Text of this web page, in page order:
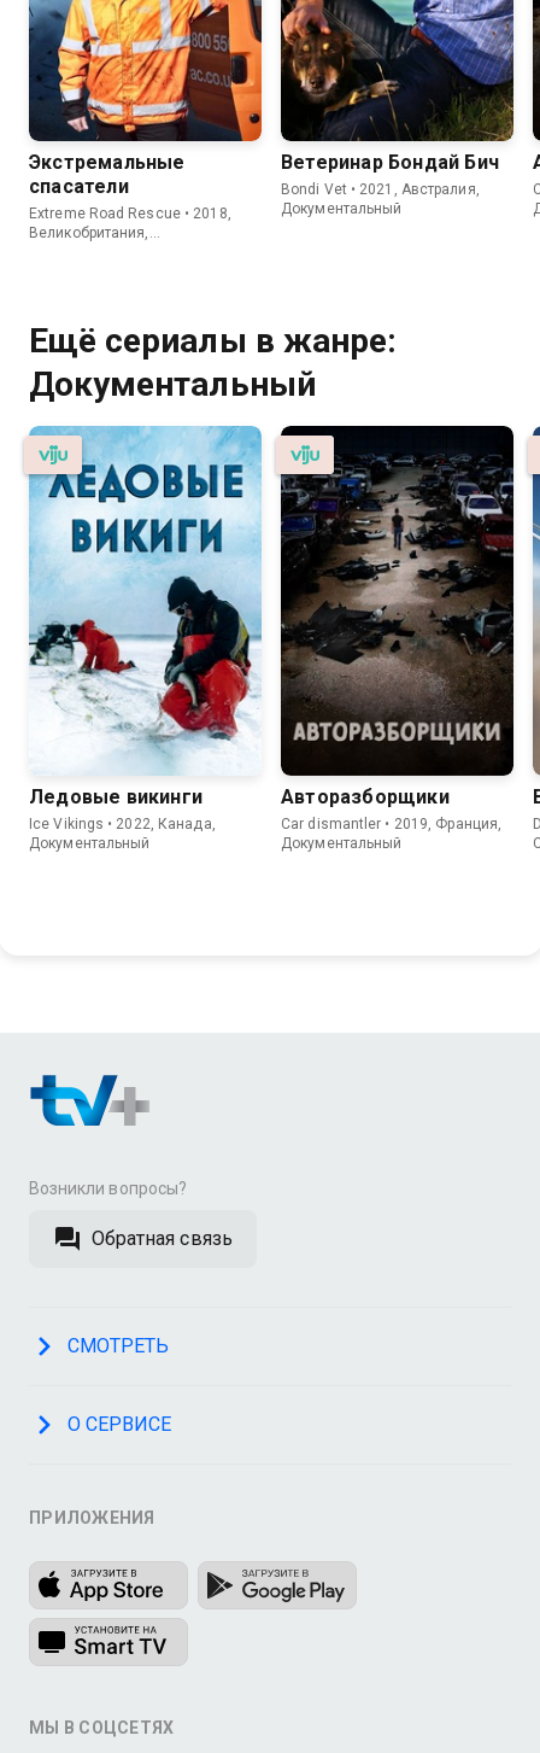
Экстремальные
спасатели
Extreme Road Rescue • 2018,
Великобритания,
Ветеринар Бондай Бич
Bondi Vet • 2021, Австралия,
Документальный
Ещё сериалы в жанре:
Документальный
Ледовые викинги
Ice Vikings • 2022, Канада,
Документальный
Авторазборщики
Car dismantler • 2019, Франция,
Документальный
Возникли вопросы?
Обратная связь
СМОТРЕТЬ
О СЕРВИСЕ
ПРИЛОЖЕНИЯ
МЫ В СОЦСЕТЯХ